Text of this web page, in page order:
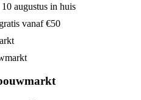
augustus in huis
vanaf €50